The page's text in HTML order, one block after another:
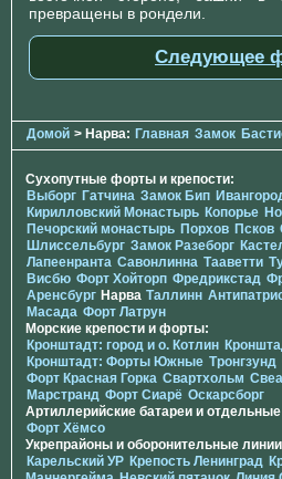
превращены в рондели.
Следующее
Домой > Нарва: Главная Замок
Сухопутные форты и крепости:
Выборг Гатчина Замок Бип
Кирилловский Монастырь Копорье
Печорcкий монастырь Порхов Псков
Шлиссельбург Замок Разеборг
Лапеенранта Савонлинна Тааветти
Висбю Форт Хойторп Фредрикстад
Аренсбург Нарва Таллинн
Масада Форт Латрун
Морские крепости и форты:
Кронштадт: город и о. Котлин
Кронштадт: Форты Южные Тронгзунд
Форт Красная Горка Свартхольм
Марстранд Форт Сиарё Оскарсборг
Артиллерийские батареи и
Форт Хёмсо
Укрепрайоны и оборонительные
Карельский УР Крепость Ленинград